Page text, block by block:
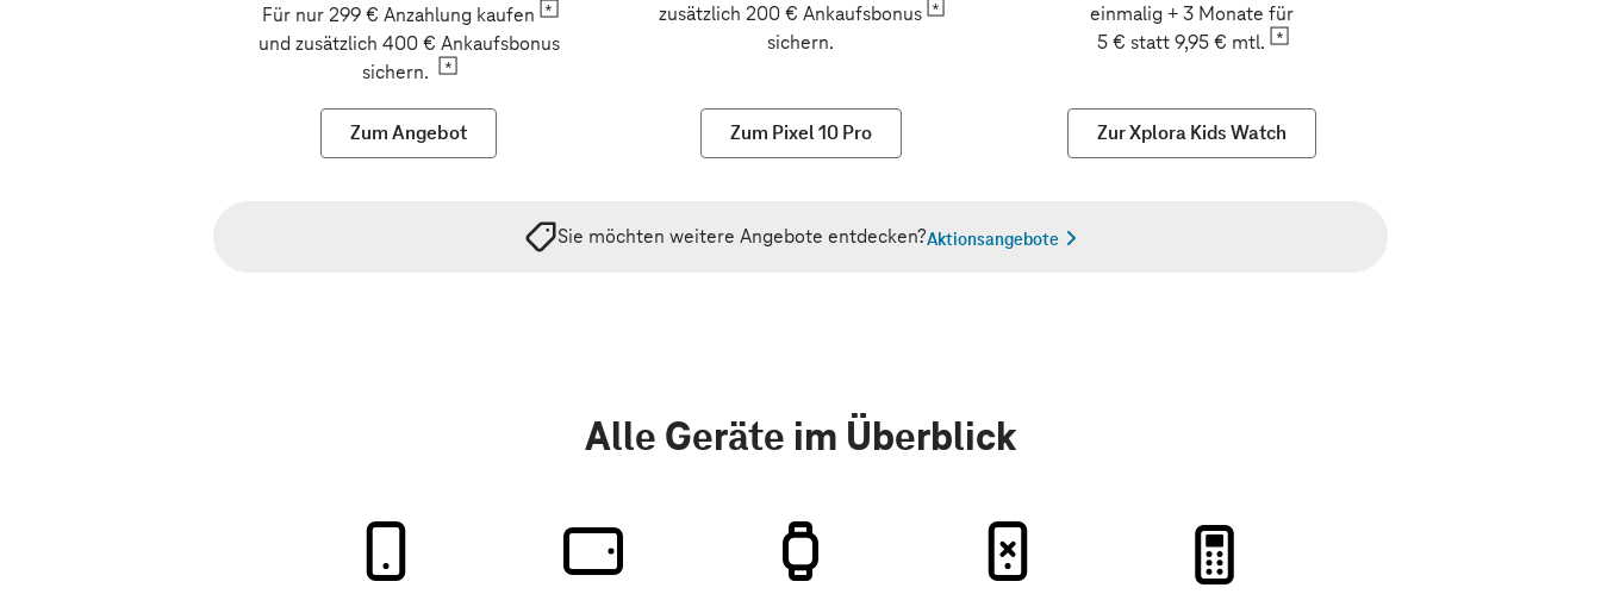
Für nur 299 € Anzahlung kaufen
und zusätzlich 400 € Ankaufsbonus
sichern.
Zum Angebot
zusätzlich 200 € Ankaufsbonus
sichern.
Zum Pixel 10 Pro
einmalig + 3 Monate für
5 € statt 9,95 € mtl.
Zur Xplora Kids Watch
Sie möchten weitere Angebote entdecken?Aktionsangebote
Alle Geräte im Überblick